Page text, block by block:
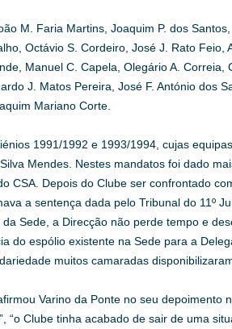
M. Faria Martins, Joaquim P. dos
Octávio S. Cordeiro, José J. Rato Feio,
Manuel C. Capela, Olegário A. Correia,
J. Matos Pereira, José F. António dos
Mariano Corte.
1991/1992 e 1993/1994, cujas
Mendes. Nestes mandatos foi dado
CSA. Depois do Clube ser confrontado
a sentença dada pelo Tribunal do 11º
da Sede, a Direcção não perde tempo e
do espólio existente na Sede para a
muitos camaradas
Varino da Ponte no seu depoimento
“o Clube tinha acabado de sair de uma